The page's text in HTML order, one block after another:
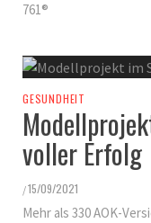
761®
GESUNDHEIT
voller Erfolg
/15/09/2021
Mehr als 330 AOK-